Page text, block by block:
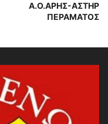
Α.Ο.ΑΡΗΣ-ΑΣΤΗΡ
ΠΕΡΑΜΑΤΟΣ